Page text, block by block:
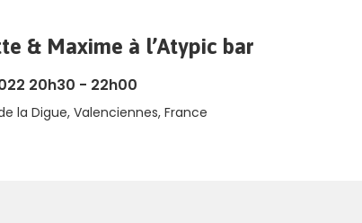
& Maxime à l’Atypic bar
20h30 - 22h00
de la Digue, Valenciennes, France